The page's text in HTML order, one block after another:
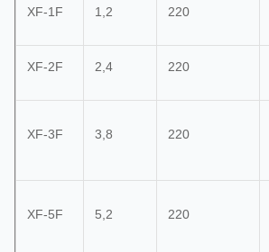
XF-1F 1,2 220
XF-2F 2,4 220
XF-3F 3,8 220
XF-5F 5,2 220